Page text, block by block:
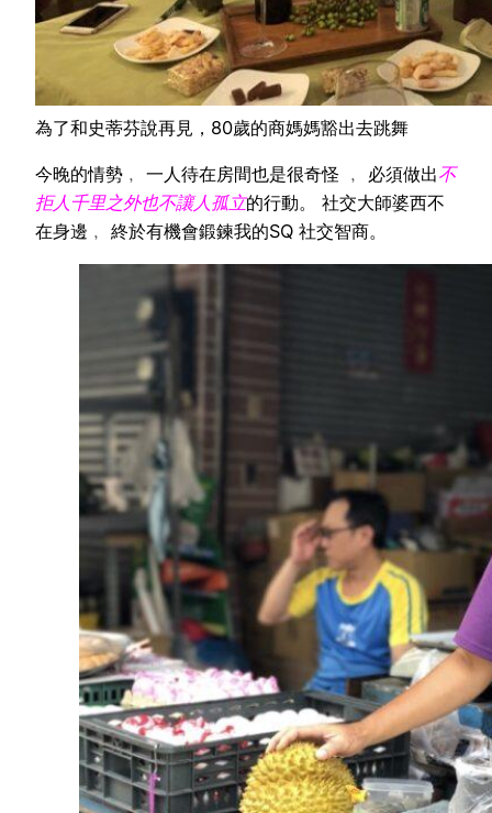
為了和史蒂芬說再見，80歲的商媽媽豁出去跳舞
今晚的情勢﹐ 一人待在房間也是很奇怪 ﹐ 必須做出不
拒人千里之外也不讓人孤立的行動。 社交大師婆西不
在身邊﹐ 終於有機會鍛鍊我的SQ 社交智商。